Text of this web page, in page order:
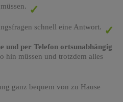
schnell eine Antwort.
und per Telefon ortsunabhängig
hin müssen und trotzdem alles
ganz bequem von zu Hause